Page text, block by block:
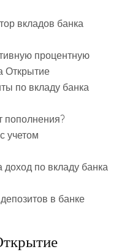
вкладов банка
процентную
Открытие
по вкладу банка
пополнения?
учетом
доход по вкладу банка
в банке